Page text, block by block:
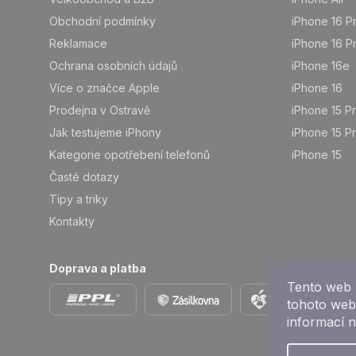
Tento
tohoto
informací
Obchodní podmínky
Reklamace
Ochrana osobních údajů
Více o značce Apple
Prodejna v Ostravě
Jak testujeme iPhony
Kategorie opotřebení telefonů
Časté dotazy
Tipy a triky
Kontakty
iPhone 16
iPhone 16
iPhone 16e
iPhone 16
iPhone 15
iPhone 15
iPhone 15
Doprava a platba